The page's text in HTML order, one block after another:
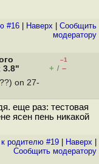
#16 Наверх
Cообщить
модератору
3.8"
–1
+ / –
on 27-
еще раз: тестовая
ясен пень никакой
родителю #19 Наверх
Cообщить модератору